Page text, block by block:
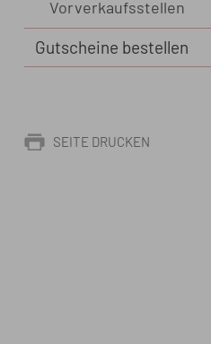
Vorverkaufsstellen
Gutscheine bestellen
SEITE DRUCKEN